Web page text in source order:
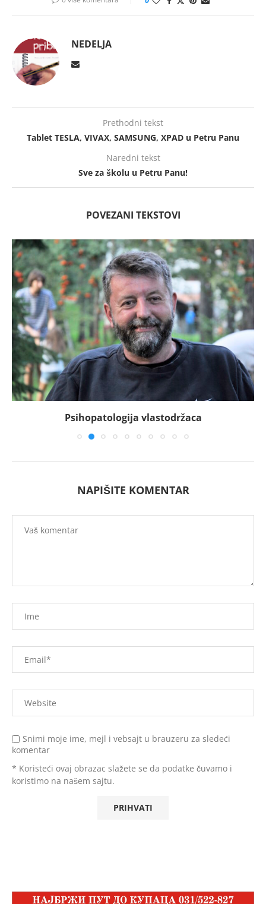
NEDELJA
Prethodni tekst
Tablet TESLA, VIVAX, SAMSUNG, XPAD u Petru Panu
Naredni tekst
Sve za školu u Petru Panu!
POVEZANI TEKSTOVI
Psihopatologija vlastodržaca
NAPIŠITE KOMENTAR
Snimi moje ime, mejl i vebsajt u brauzeru za sledeći
komentar
* Koristeći ovaj obrazac slažete se da podatke čuvamo i
koristimo na našem sajtu.